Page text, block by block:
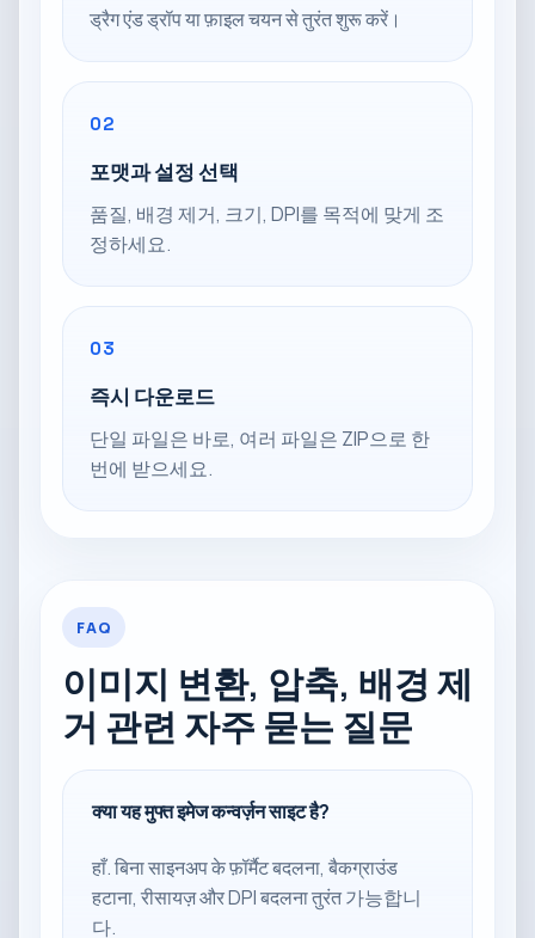
ड्रैग एंड ड्रॉप या फ़ाइल चयन से तुरंत शुरू करें।
02
포맷과 설정 선택
품질, 배경 제거, 크기, DPI를 목적에 맞게 조
정하세요.
03
즉시 다운로드
단일 파일은 바로, 여러 파일은 ZIP으로 한
번에 받으세요.
FAQ
이미지 변환, 압축, 배경 제
거 관련 자주 묻는 질문
क्या यह मुफ्त इमेज कन्वर्ज़न साइट है?
हाँ. बिना साइनअप के फ़ॉर्मैट बदलना, बैकग्राउंड
हटाना, रीसायज़ और DPI बदलना तुरंत 가능합니
다.